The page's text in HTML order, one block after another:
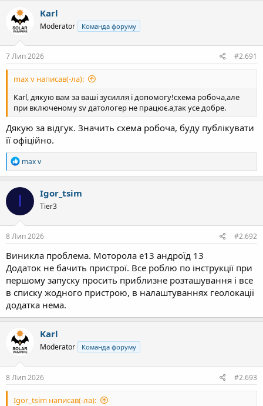
Karl
Moderator Команда форуму
7 Лип 2026 #2.691
max v написав(-ла):
Каrl, дякую вам за ваші зусилля і допомогу!схема робоча,але
при включеному sv датологер не працює.а,так усе добре.
Дякую за відгук. Значить схема робоча, буду публікувати
її офіційно.
Р
е
а
к
ї
:
max v
I Igor_tsim
Tier3
8 Лип 2026 #2.692
Виникла проблема. Моторола е13 андроїд 13
Додаток не бачить пристрої. Все роблю по інструкції при
першому запуску просить приблизне розташування і все
в списку жодного пристрою, в налаштуваннях геолокації
додатка нема.
Karl
Moderator Команда форуму
8 Лип 2026 #2.693
Igor_tsim написав(-ла):